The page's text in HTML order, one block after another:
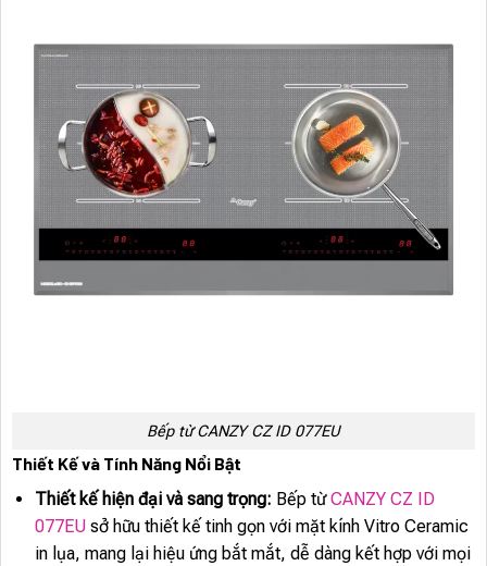
Bếp từ CANZY CZ ID 077EU
Thiết Kế và Tính Năng Nổi Bật
Thiết kế hiện đại và sang trọng: Bếp từCANZY CZ ID
077EUsở hữu thiết kế tinh gọn với mặt kính Vitro Ceramic
in lụa, mang lại hiệu ứng bắt mắt, dễ dàng kết hợp với mọi